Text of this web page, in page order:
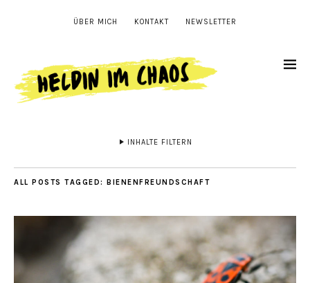
ÜBER MICH KONTAKT NEWSLETTER
INHALTE FILTERN
ALL POSTS TAGGED: BIENENFREUNDSCHAFT